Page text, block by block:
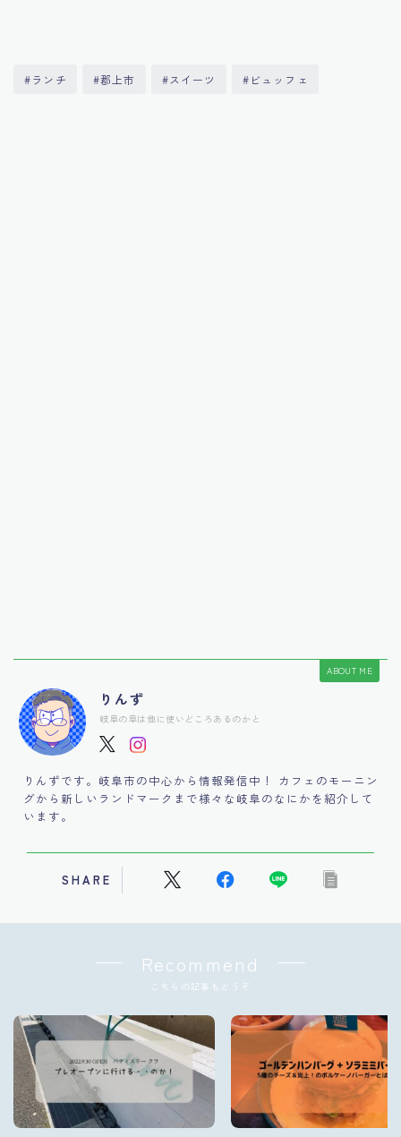
#ランチ #郡上市 #スイーツ #ビュッフェ
ABOUT ME
りんず
岐阜の阜は他に使いどころあるのかと
りんずです。岐阜市の中心から情報発信中！ カフェのモーニン
グから新しいランドマークまで様々な岐阜のなにかを紹介して
います。
SHARE
Recommend
こちらの記事もどうぞ